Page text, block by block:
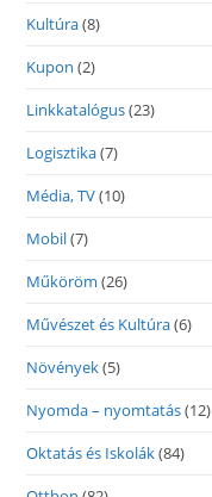
Kultúra(8)
Kupon (2)
Linkkatalógus(23)
Logisztika(7)
Média, TV(10)
Mobil(7)
Műköröm (26)
Művészet és Kultúra(6)
Növények(5)
Nyomda – nyomtatás(12)
Oktatás és Iskolák(84)